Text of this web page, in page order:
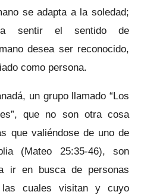
se adapta a la soledad;
sentir el sentido de
desea ser reconocido,
como persona.
un grupo llamado “Los
que no son otra cosa
que valiéndose de uno de
(Mateo 25:35-46), son
ir en busca de personas
cuales visitan y cuyo